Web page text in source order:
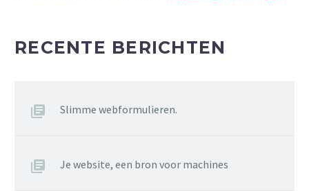
RECENTE BERICHTEN
Slimme webformulieren.
Je website, een bron voor machines